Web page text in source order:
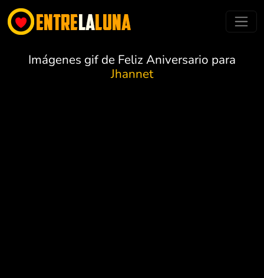
Imágenes gif de Feliz Aniversario para
Jhannet